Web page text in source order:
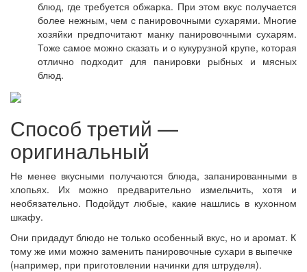
блюд, где требуется обжарка. При этом вкус получается
более нежным, чем с панировочными сухарями. Многие
хозяйки предпочитают манку панировочными сухарям.
Тоже самое можно сказать и о кукурузной крупе, которая
отлично подходит для панировки рыбных и мясных
блюд.
Способ третий —
оригинальный
Не менее вкусными получаются блюда, запанированными в
хлопьях. Их можно предварительно измельчить, хотя и
необязательно. Подойдут любые, какие нашлись в кухонном
шкафу.
Они придадут блюдо не только особенный вкус, но и аромат. К
тому же ими можно заменить панировочные сухари в выпечке
(например, при приготовлении начинки для штруделя).